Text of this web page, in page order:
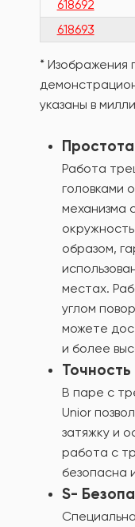
618692
618693
* Изображения
указаны в
Работа
головками
механизма
образом,
местах.
углом
можете
и более
Точность
В паре с
Unior
затяжку и
работа с
безопасна
S-